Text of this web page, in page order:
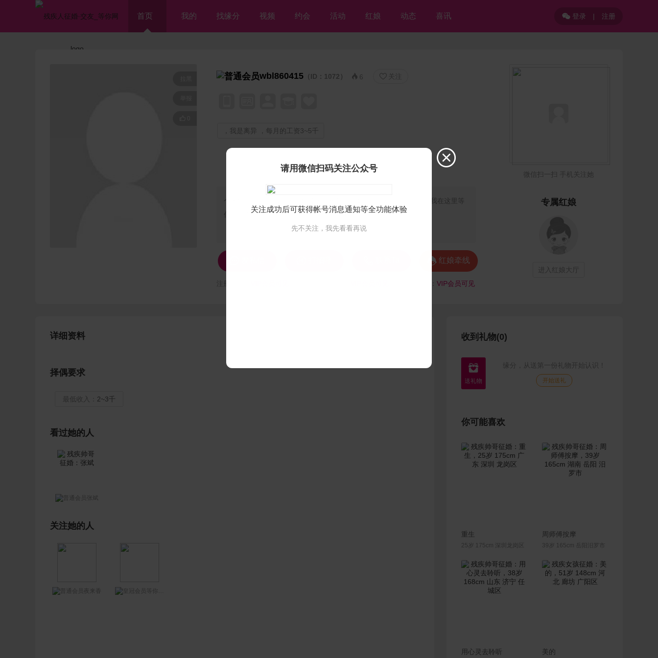
首页 我的 找缘分 视频 约会 活动 红娘 动态 喜讯 登录 | 注册
wbl860415 （ID：1072）  6  关注
，我是离异 ，每月的工资3~5千
个人独白：
我是残疾人征婚【等你网】的美女会员♡wbl860415♡，我在这里等
你，但愿不离不弃💘
 红娘牵线
VIP会员可见
微信扫一扫 手机关注她
专属红娘
进入红娘大厅
详细资料
择偶要求
最低收入： 2~3千
看过她的人
张斌
关注她的人
夜来香 等你网王哥
收到礼物(0)
 缘分，从送第一份礼物开始认识！
开始送礼
你可能喜欢
重生
25岁 175cm 深圳龙岗区
联系Ta
周师傅按摩
39岁 165cm 岳阳汨罗市
联系Ta
用心灵去聆听 美的

请用微信扫码关注公众号
关注成功后可获得帐号消息通知等全功能体验
先不关注，我先看看再说